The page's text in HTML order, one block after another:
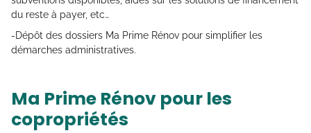
du reste à payer, etc…
-Dépôt des dossiers Ma Prime Rénov pour simplifier les
démarches administratives.
Ma Prime Rénov pour les
copropriétés